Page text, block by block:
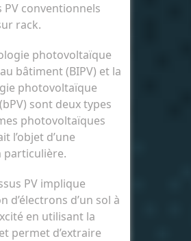
PV conventionnels
rack.
photovoltaïque
bâtiment (BIPV) et la
photovoltaïque
sont deux types
photovoltaïques
l’objet d’une
particulière.
PV implique
d’électrons d’un sol à
en utilisant la
permet d’extraire